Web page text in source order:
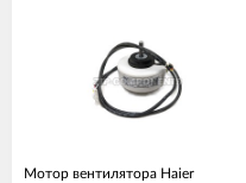
Мотор вентилятора Haier